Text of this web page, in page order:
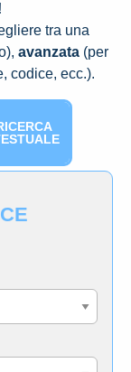
tra una
avanzata (per
codice, ecc.).